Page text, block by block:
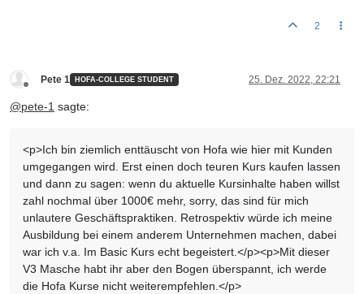
2
Pete 1 HOFA-COLLEGE STUDENT 25. Dez. 2022, 22:21
@pete-1 sagte:
<p>Ich bin ziemlich enttäuscht von Hofa wie hier mit Kunden
umgegangen wird. Erst einen doch teuren Kurs kaufen lassen
und dann zu sagen: wenn du aktuelle Kursinhalte haben willst
zahl nochmal über 1000€ mehr, sorry, das sind für mich
unlautere Geschäftspraktiken. Retrospektiv würde ich meine
Ausbildung bei einem anderem Unternehmen machen, dabei
war ich v.a. Im Basic Kurs echt begeistert.</p><p>Mit dieser
V3 Masche habt ihr aber den Bogen überspannt, ich werde
die Hofa Kurse nicht weiterempfehlen.</p>